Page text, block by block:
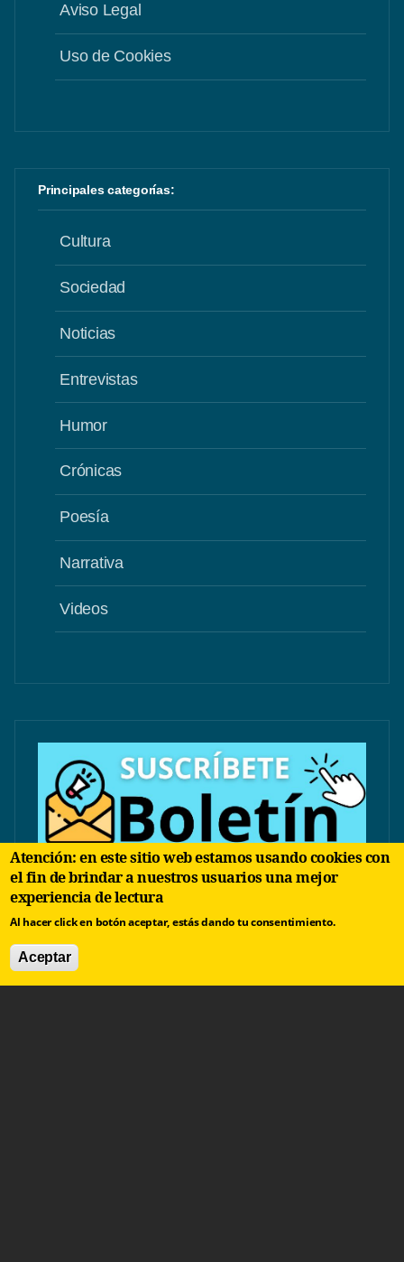
Aviso Legal
Uso de Cookies
Principales categorías:
Cultura
Sociedad
Noticias
Entrevistas
Humor
Crónicas
Poesía
Narrativa
Videos
Atención: en este sitio web estamos usando cookies con
el fin de brindar a nuestros usuarios una mejor
experiencia de lectura
Al hacer click en botón aceptar, estás dando tu consentimiento.
Aceptar